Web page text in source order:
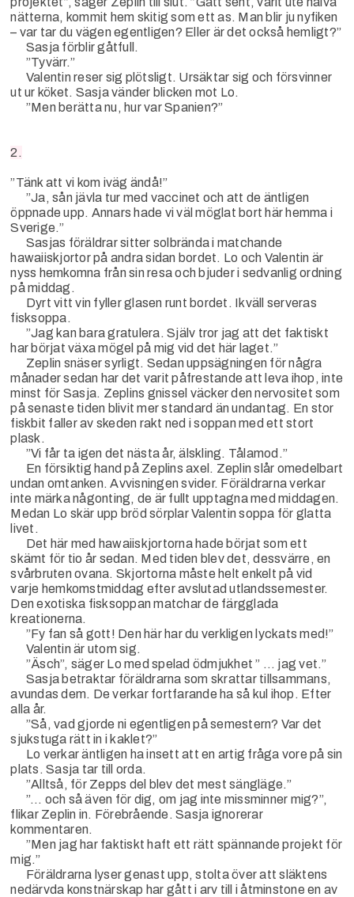
nätterna, kommit hem skitig som ett as. Man blir ju nyfiken
– var tar du vägen egentligen? Eller är det också hemligt?”
Sasja förblir gåtfull.
”Tyvärr.”
Valentin reser sig plötsligt. Ursäktar sig och försvinner
ut ur köket. Sasja vänder blicken mot Lo.
”Men berätta nu, hur var Spanien?”
2.
”Tänk att vi kom iväg ändå!”
”Ja, sån jävla tur med vaccinet och att de äntligen
öppnade upp. Annars hade vi väl möglat bort här hemma i
Sverige.”
Sasjas föräldrar sitter solbrända i matchande
hawaiiskjortor på andra sidan bordet. Lo och Valentin är
nyss hemkomna från sin resa och bjuder i sedvanlig ordning
på middag.
Dyrt vitt vin fyller glasen runt bordet. Ikväll serveras
fisksoppa.
”Jag kan bara gratulera. Själv tror jag att det faktiskt
har börjat växa mögel på mig vid det här laget.”
Zeplin snäser syrligt. Sedan uppsägningen för några
månader sedan har det varit påfrestande att leva ihop, inte
minst för Sasja. Zeplins gnissel väcker den nervositet som
på senaste tiden blivit mer standard än undantag. En stor
fiskbit faller av skeden rakt ned i soppan med ett stort
plask.
”Vi får ta igen det nästa år, älskling. Tålamod.”
En försiktig hand på Zeplins axel. Zeplin slår omedelbart
undan omtanken. Avvisningen svider. Föräldrarna verkar
inte märka någonting, de är fullt upptagna med middagen.
Medan Lo skär upp bröd sörplar Valentin soppa för glatta
livet.
Det här med hawaiiskjortorna hade börjat som ett
skämt för tio år sedan. Med tiden blev det, dessvärre, en
svårbruten ovana. Skjortorna måste helt enkelt på vid
varje hemkomstmiddag efter avslutad utlandssemester.
Den exotiska fisksoppan matchar de färgglada
kreationerna.
”Fy fan så gott! Den här har du verkligen lyckats med!”
Valentin är utom sig.
”Äsch”, säger Lo med spelad ödmjukhet ” … jag vet.”
Sasja betraktar föräldrarna som skrattar tillsammans,
avundas dem. De verkar fortfarande ha så kul ihop. Efter
alla år.
”Så, vad gjorde ni egentligen på semestern? Var det
sjukstuga rätt in i kaklet?”
Lo verkar äntligen ha insett att en artig fråga vore på sin
plats. Sasja tar till orda.
”Alltså, för Zepps del blev det mest sängläge.”
”… och så även för dig, om jag inte missminner mig?”,
flikar Zeplin in. Förebrående. Sasja ignorerar
kommentaren.
”Men jag har faktiskt haft ett rätt spännande projekt för
mig.”
Föräldrarna lyser genast upp, stolta över att släktens
nedärvda konstnärskap har gått i arv till i åtminstone en av